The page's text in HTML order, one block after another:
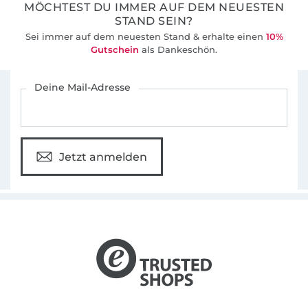
MÖCHTEST DU IMMER AUF DEM NEUESTEN
STAND SEIN?
Sei immer auf dem neuesten Stand & erhalte einen 10%
Gutschein als Dankeschön.
Deine Mail-Adresse
Jetzt anmelden